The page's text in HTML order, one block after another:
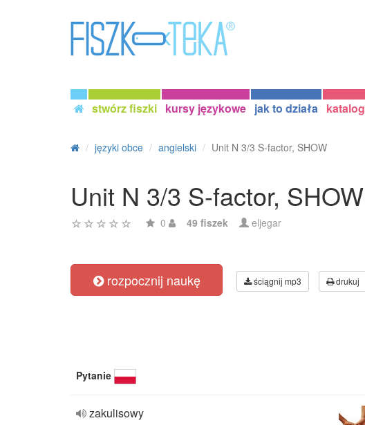
stwórz fiszki kursy językowe jak to działa katalog
języki obce angielski Unit N 3/3 S-factor, SHOW
Unit N 3/3 S-factor, SHOW
0 49 fiszek eljegar
rozpocznij naukę ściągnij mp3 drukuj
Pytanie
zakulisowy